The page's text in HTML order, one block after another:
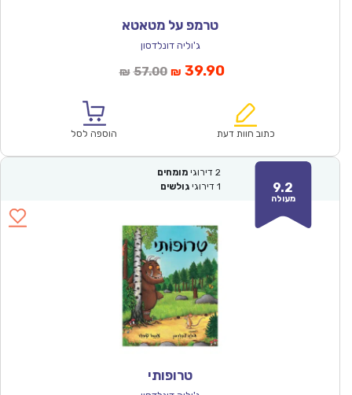
טרמפ על מטאטא
ג'וליה דונלדסון
₪ 57.00המחיר
₪57.00.
₪ 39.90המחיר
הוא:
כתוב חוות דעת הוספה לסל
9.2
מעולה
2 דירוגי מומחים
1 דירוגי גולשים
טרופותי